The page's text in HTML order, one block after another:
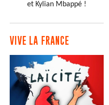
et Kylian Mbappé !
VIVE LA FRANCE